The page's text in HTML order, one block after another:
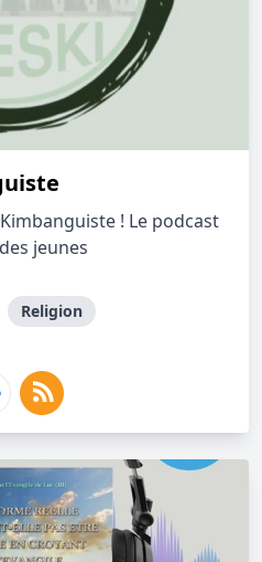
! Le podcast
jeunes
Religion